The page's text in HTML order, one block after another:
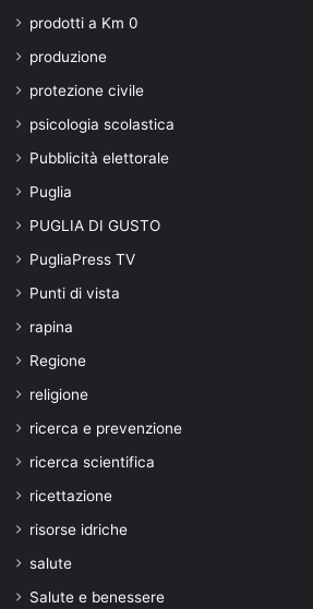
prodotti a Km 0
produzione
protezione civile
psicologia scolastica
Pubblicità elettorale
Puglia
PUGLIA DI GUSTO
PugliaPress TV
Punti di vista
rapina
Regione
religione
ricerca e prevenzione
ricerca scientifica
ricettazione
risorse idriche
salute
Salute e benessere